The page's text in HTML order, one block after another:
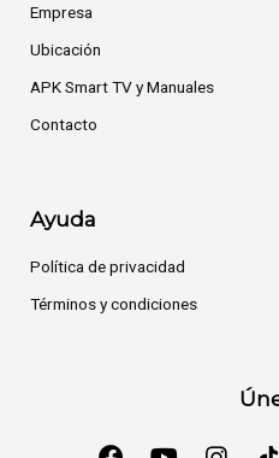
Empresa
Ubicación
APK Smart TV y Manuales
Contacto
Ayuda
Política de privacidad
Términos y condiciones